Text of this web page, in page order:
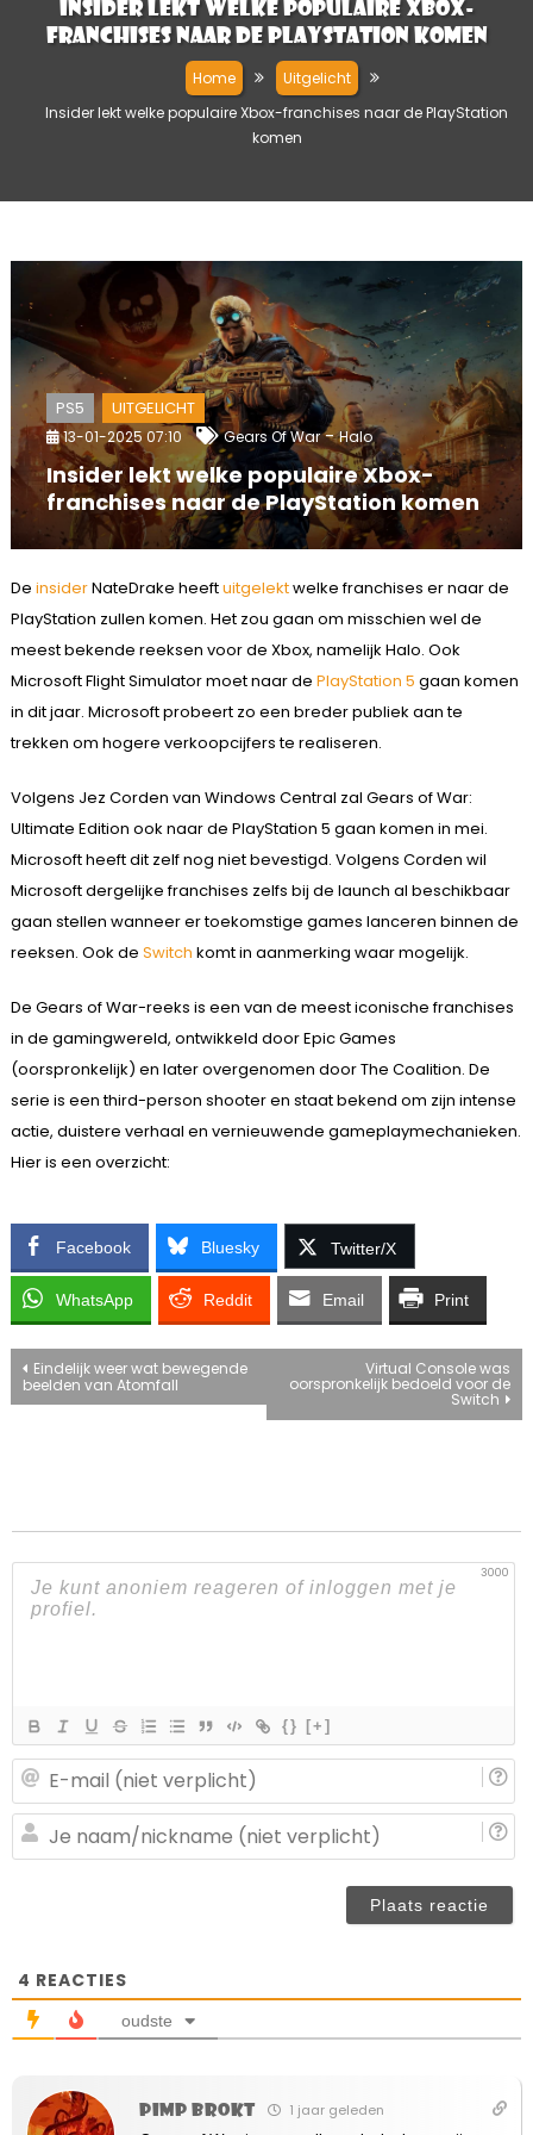
Insider lekt welke populaire Xbox-
franchises naar de PlayStation komen
Home
Uitgelicht
Insider lekt welke populaire Xbox-franchises naar de PlayStation
komen
PS5 UITGELICHT
13-01-2025 07:10 Gears Of War-Halo
Insider lekt welke populaire Xbox-
franchises naar de PlayStation komen
De insiderNateDrake heeftuitgelektwelke franchises er naar de
PlayStation zullen komen. Het zou gaan om misschien wel de
meest bekende reeksen voor de Xbox, namelijk Halo. Ook
Microsoft Flight Simulator moet naar de PlayStation 5 gaan komen
in dit jaar. Microsoft probeert zo een breder publiek aan te
trekken om hogere verkoopcijfers te realiseren.
Volgens Jez Corden van Windows Central zal Gears of War:
Ultimate Edition ook naar de PlayStation 5 gaan komen in mei.
Microsoft heeft dit zelf nog niet bevestigd. Volgens Corden wil
Microsoft dergelijke franchises zelfs bij de launch al beschikbaar
gaan stellen wanneer er toekomstige games lanceren binnen de
reeksen. Ook de Switch komt in aanmerking waar mogelijk.
De Gears of War-reeks is een van de meest iconische franchises
in de gamingwereld, ontwikkeld door Epic Games
(oorspronkelijk) en later overgenomen door The Coalition. De
serie is een third-person shooter en staat bekend om zijn intense
actie, duistere verhaal en vernieuwende gameplaymechanieken.
Hier is een overzicht:
Facebook Bluesky Twitter/X
WhatsApp Reddit Email Print
Bericht
Eindelijk weer wat bewegende
beelden van Atomfall
Virtual Console was
oorspronkelijk bedoeld voor de
Switch
3000
{} [+]
4 REACTIES
oudste
Pimp Brokt 1 jaar geleden